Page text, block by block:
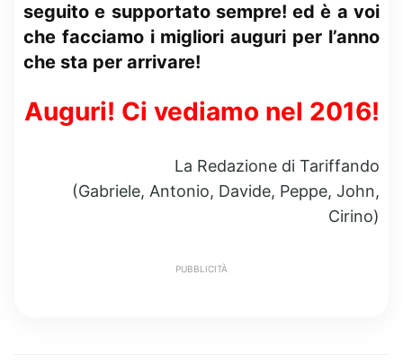
seguito e supportato sempre! ed è a voi
che facciamo i migliori auguri per l’anno
che sta per arrivare!
Auguri! Ci vediamo nel 2016!
La Redazione di Tariffando
(Gabriele, Antonio, Davide, Peppe, John,
Cirino)
PUBBLICITÀ